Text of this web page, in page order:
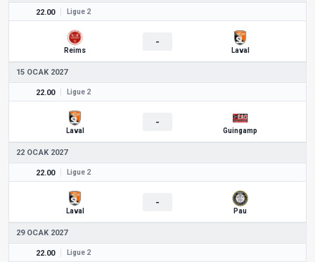
22.00 Ligue 2
Reims
-
Laval
15 OCAK 2027
22.00 Ligue 2
Laval
-
Guingamp
22 OCAK 2027
22.00 Ligue 2
Laval
-
Pau
29 OCAK 2027
22.00 Ligue 2